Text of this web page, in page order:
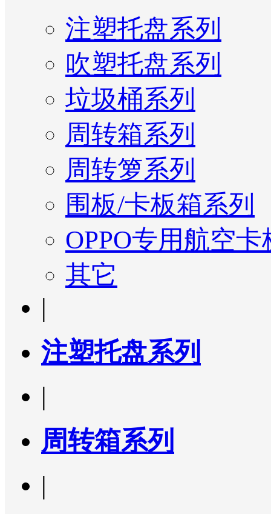
注塑托盘系列
吹塑托盘系列
垃圾桶系列
周转箱系列
周转箩系列
围板/卡板箱系列
OPPO专用航空卡
其它
|
注塑托盘系列
|
周转箱系列
|